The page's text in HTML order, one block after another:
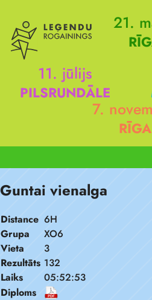
21.
11. jūlijs
PILSRUNDĀLE
7.
RĪGA
Guntai vienalga
Distance 6H
Grupa
XO6
Vieta
3
Rezultāts 132
Laiks
05:52:53
Diploms